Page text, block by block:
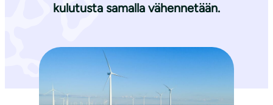
kulutusta samalla vähennetään.